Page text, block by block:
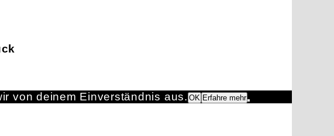
von deinem Einverständnis aus. OK Erfahre mehr